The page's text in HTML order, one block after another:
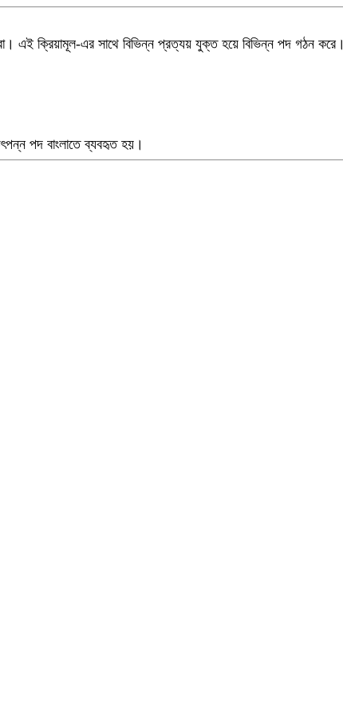
এই ক্রিয়ামূল-এর সাথে বিভিন্ন প্রত্যয় যুক্ত হয়ে বিভিন্ন পদ গঠন করে।
পদ বাংলাতে ব্যবহৃত হয় ।